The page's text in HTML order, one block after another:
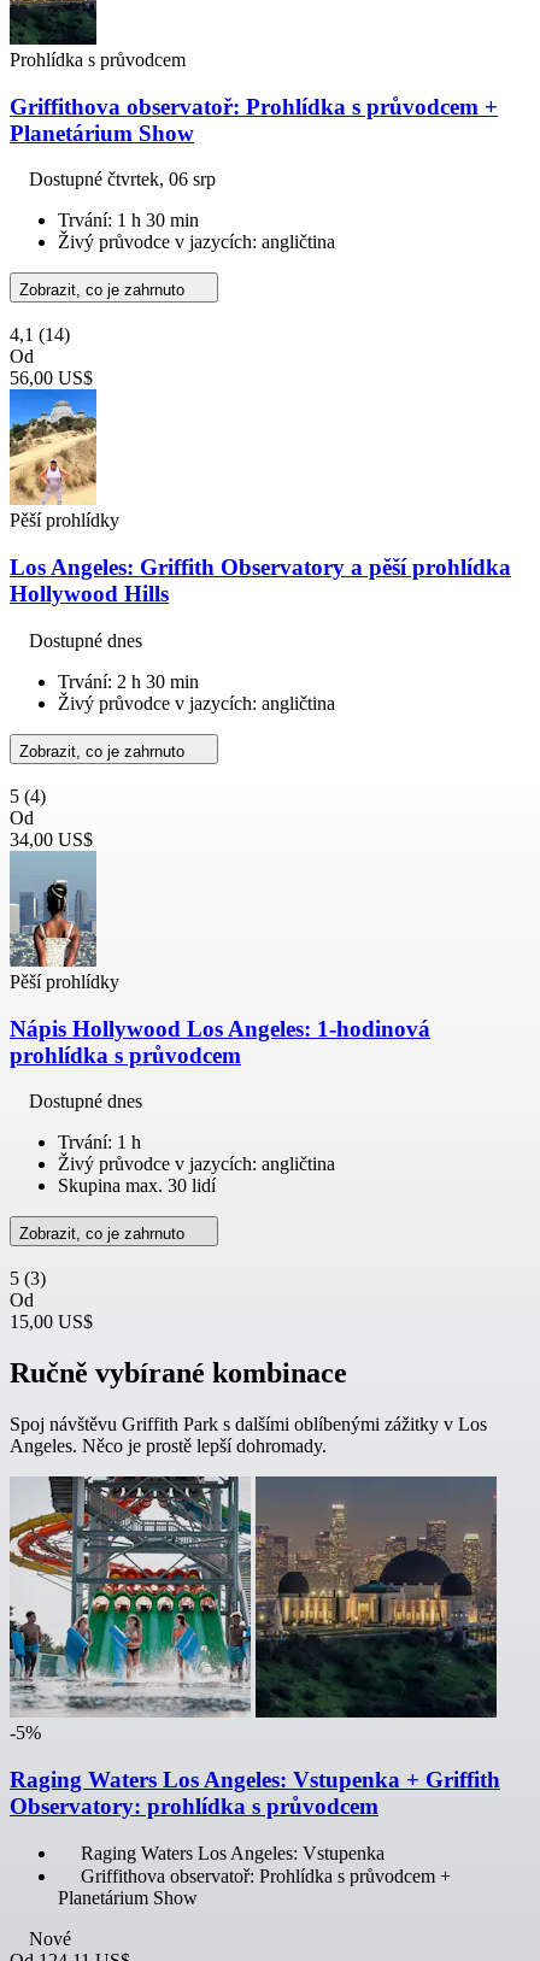
Prohlídka s průvodcem
Griffithova observatoř: Prohlídka s průvodcem +
Planetárium Show
Dostupné čtvrtek, 06 srp
Trvání: 1 h 30 min
Živý průvodce v jazycích: angličtina
Zobrazit, co je zahrnuto
4,1 (14)
Od
56,00 US$
Pěší prohlídky
Los Angeles: Griffith Observatory a pěší prohlídka
Hollywood Hills
Dostupné dnes
Trvání: 2 h 30 min
Živý průvodce v jazycích: angličtina
Zobrazit, co je zahrnuto
5 (4)
Od
34,00 US$
Pěší prohlídky
Nápis Hollywood Los Angeles: 1-hodinová
prohlídka s průvodcem
Dostupné dnes
Trvání: 1 h
Živý průvodce v jazycích: angličtina
Skupina max. 30 lidí
Zobrazit, co je zahrnuto
5 (3)
Od
15,00 US$
Ručně vybírané kombinace
Spoj návštěvu Griffith Park s dalšími oblíbenými zážitky v Los
Angeles. Něco je prostě lepší dohromady.
-5%
Raging Waters Los Angeles: Vstupenka + Griffith
Observatory: prohlídka s průvodcem
Raging Waters Los Angeles: Vstupenka
Griffithova observatoř: Prohlídka s průvodcem +
Planetárium Show
Nové